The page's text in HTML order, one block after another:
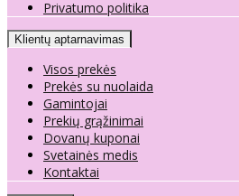
Privatumo politika
Klientų aptarnavimas
Visos prekės
Prekės su nuolaida
Gamintojai
Prekių grąžinimai
Dovanų kuponai
Svetainės medis
Kontaktai